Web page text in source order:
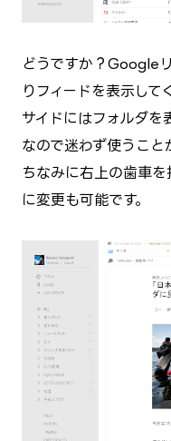
どうですか？Google
りフィードを表示して
サイドにはフォルダを
なので迷わず使うこと
ちなみに右上の歯車
に変更も可能です。